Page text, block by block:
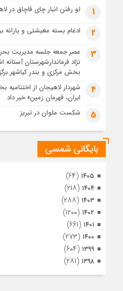
4 هفته قبل
رئوف
تصاویر هوایی مراسم تشییع پیکر
مراسم تشییع پیکر مطهر آقای
تصاویری از تراکم جمعیت حاضر
اشرف
1 لو رفتن انبار چای قاچاق در
2 ادغام بسته معیشتی و
3
عصر جمعه جلسه مدیریت
نژاد فرماندارشهرستان آستانه
بخش مرکزی و بندر کیاشهر
4
شهردار لاهیجان از
ایران، قهرمان زمین» خبر داد
5 شکست ملوان در تبریز
بایگانی شمسی
۱۴۰۵ (۶۴)
۱۴۰۴ (۲۱۸)
۱۴۰۳ (۲۸۸)
۱۴۰۲ (۱۲۰۰)
۱۴۰۱ (۶۶۱)
۱۴۰۰ (۲۷۳)
۱۳۹۹ (۶۰۴)
۱۳۹۸ (۲۸۱)